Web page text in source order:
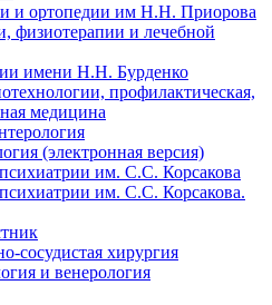
и ортопедии им Н.Н. Приорова
физиотерапии и лечебной
имени Н.Н. Бурденко
профилактическая,
медицина
(электронная версия)
им. С.С. Корсакова
им. С.С. Корсакова.
сосудистая хирургия
и венерология